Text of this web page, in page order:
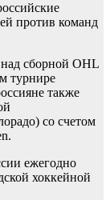
против команд
сборной OHL
турнире
также
со счетом
ежегодно
хоккейной